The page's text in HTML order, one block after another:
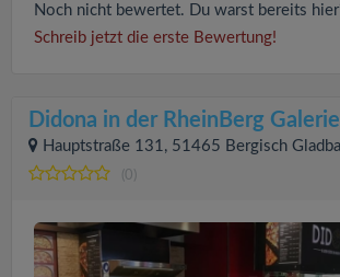
Noch nicht bewertet. Du warst bereits
Schreib jetzt die erste Bewertung!
Didona in der RheinBerg Galerie
Hauptstraße 131, 51465 Bergisch
(0)